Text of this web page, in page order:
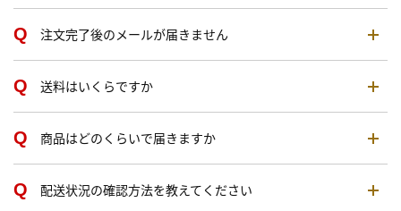
注文完了後のメールが届きません
送料はいくらですか
商品はどのくらいで届きますか
配送状況の確認方法を教えてください